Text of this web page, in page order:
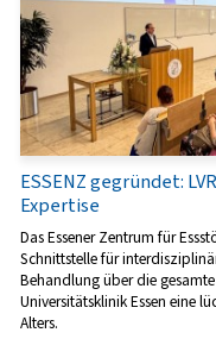
ESSENZ gegründet:
Expertise
Das Essener Zentrum für
Schnittstelle für
Behandlung über die
Universitätsklinik Essen eine
Alters.